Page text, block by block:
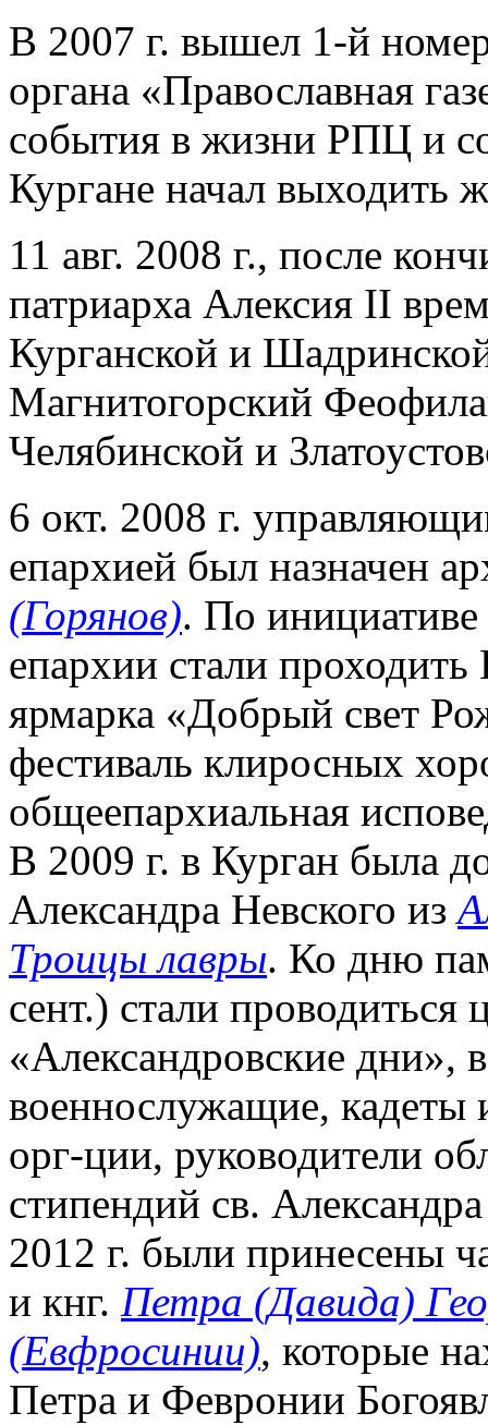
В 2007 г. вышел 1-й
органа «Православная
события в жизни РПЦ и
Кургане начал выходить
11 авг. 2008 г., после
патриарха Алексия II
Курганской и
Магнитогорский
Челябинской и
6 окт. 2008 г.
епархией был назначен
(Горянов). По инициативе
епархии стали проходить
ярмарка «Добрый свет
фестиваль клиросных
общеепархиальная
В 2009 г. в Курган была
Александра Невского из
Троицы лавры. Ко дню
сент.) стали проводиться
«Александровские дни»,
военнослужащие, кадеты
орг-ции, руководители
стипендий св.
2012 г. были принесены
и кнг. Петра (Давида)
(Евфросинии), которые
Петра и Февронии